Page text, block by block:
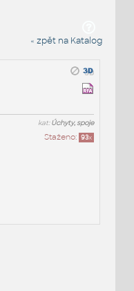
« zpět na Katalog
kat:Úchyty, spoje
Staženo: 93x